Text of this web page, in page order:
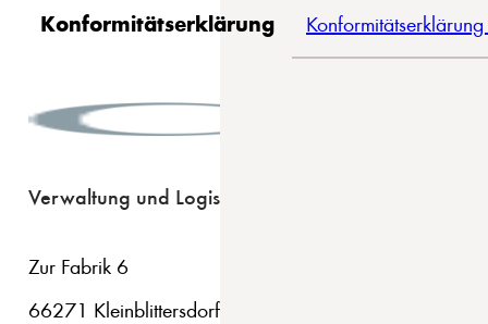
Konformitätserklärung
Verwaltung und Logistik
Zur Fabrik 6
66271 Kleinblittersdorf